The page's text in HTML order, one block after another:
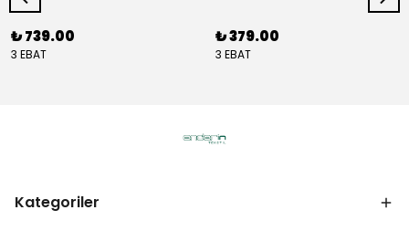
₺ 739.00
3 EBAT
₺ 379.00
3 EBAT
Kategoriler